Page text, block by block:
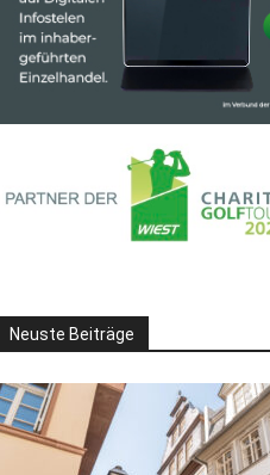
Neuste Beiträge